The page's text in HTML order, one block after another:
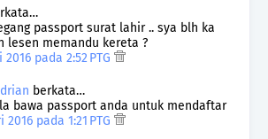
passport surat lahir .. sya blh ka
lesen memandu kereta ?
2016 pada 2:52 PTG
berkata…
bawa passport anda untuk mendaftar
2016 pada 1:21 PTG